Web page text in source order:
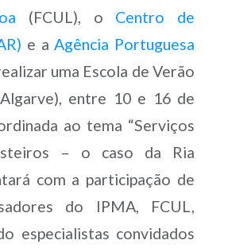
(FCUL), o Centro de
e aAgência Portuguesa
uma Escola de Verão
entre 10 e 16 de
ao tema “Serviços
– o caso da Ria
com a participação de
do IPMA, FCUL,
especialistas convidados